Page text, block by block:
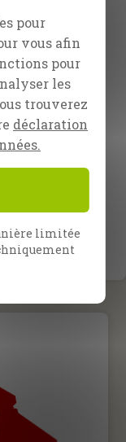
!
! Merci à
CfaN)
pour
vous afin
pour
les
trouverez
déclaration
limitée